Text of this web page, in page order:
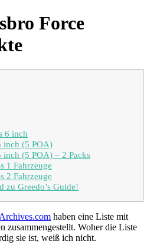
Force
6 inch
inch (5 POA)
inch (5 POA) – 2 Packs
1 Fahrzeuge
2 Fahrzeuge
zu Greedo’s Guide!
haben eine Liste mit
zusammengestellt. Woher die Liste
sie ist, weiß ich nicht.